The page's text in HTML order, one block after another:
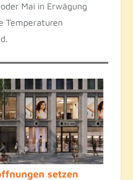
Mai in Erwägung
Temperaturen
setzen